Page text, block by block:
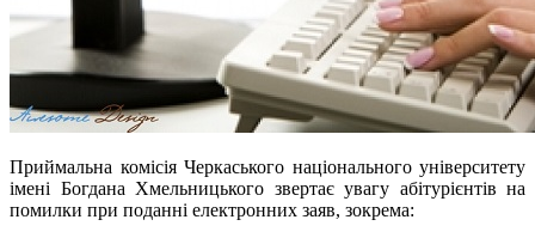
Приймальна комісія Черкаського національного університету
імені Богдана Хмельницького звертає увагу абітурієнтів на
помилки при поданні електронних заяв, зокрема: